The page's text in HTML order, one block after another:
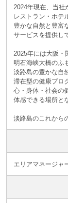
2024年現在、当社
レストラン・ホテ
豊かな自然と豊富
サービスを提供し
2025年には大阪・
明石海峡大橋のふ
淡路島の豊かな自
滞在型の健康プロ
心・身体・社会の
体感できる場所と
淡路島のこれから
エリアマネージャ